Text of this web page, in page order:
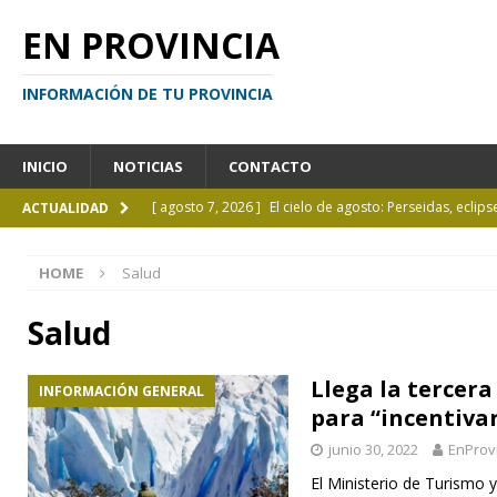
EN PROVINCIA
INFORMACIÓN DE TU PROVINCIA
INICIO NOTICIAS CONTACTO
ACTUALIDAD [ agosto 7, 2026 ] El cielo de agosto: Perseidas,
[ agosto 6, 2026 ]
HOME Salud
Salud
INFORMACIÓN GENERAL
Llega la
para
junio 30, 2022
El Ministerio de Turismo